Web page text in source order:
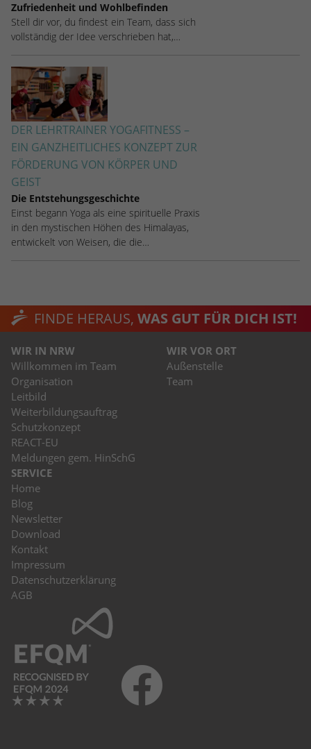
Zufriedenheit und Wohlbefinden
Stell dir vor, du findest ein Team, dass sich
vollständig der Idee verschrieben hat,…
DER LEHRTRAINER YOGAFITNESS –
EIN GANZHEITLICHES KONZEPT ZUR
FÖRDERUNG VON KÖRPER UND
GEIST
Die Entstehungsgeschichte
Einst begann Yoga als eine spirituelle Praxis
in den mystischen Höhen des Himalayas,
entwickelt von Weisen, die die…
FINDE HERAUS, WAS GUT FÜR DICH IST!
WIR IN NRW
Willkommen im Team
Organisation
Leitbild
Weiterbildungsauftrag
Schutzkonzept
REACT-EU
Meldungen gem. HinSchG
WIR VOR ORT
Außenstelle
Team
SERVICE
Home
Blog
Newsletter
Download
Kontakt
Impressum
Datenschutzerklärung
AGB